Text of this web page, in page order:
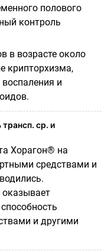
полового
контроль
в возрасте около
крипторхизма,
и
трансп. ср. и
Хорагон® на
средствами и
и другими